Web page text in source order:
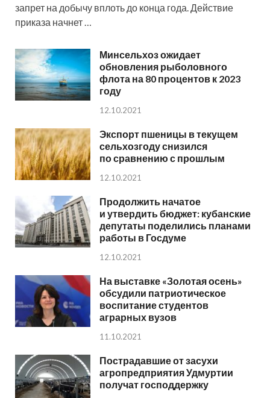
запрет на добычу вплоть до конца года. Действие
приказа начнет …
Минсельхоз ожидает
обновления рыболовного
флота на 80 процентов к 2023
году
12.10.2021
Экспорт пшеницы в текущем
сельхозгоду снизился
по сравнению с прошлым
12.10.2021
Продолжить начатое
и утвердить бюджет: кубанские
депутаты поделились планами
работы в Госдуме
12.10.2021
На выставке «Золотая осень»
обсудили патриотическое
воспитание студентов
аграрных вузов
11.10.2021
Пострадавшие от засухи
агропредприятия Удмуртии
получат господдержку